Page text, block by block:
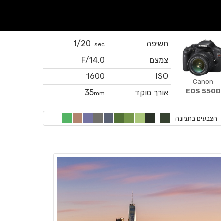
חשיפה sec
1/20
צמצם
F/14.0
ISO
1600
אורך מוקד
35mm
Canon
EOS 550D
הצבעים בתמונה